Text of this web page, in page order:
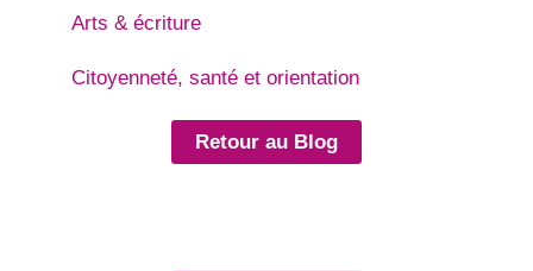
Arts & écriture
Citoyenneté, santé et orientation
Retour au Blog